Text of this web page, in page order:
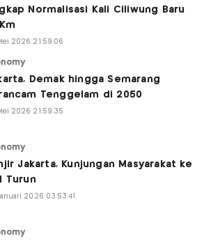
Normalisasi Kali Ciliwung Baru
2026 21:59:06
Demak hingga Semarang
Tenggelam di 2050
2026 21:59:35
Jakarta, Kunjungan Masyarakat ke
Turun
2026 03:53:41